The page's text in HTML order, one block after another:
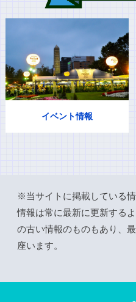
イベント情報
※当サイトに掲載している
情報は常に最新に更新する
の古い情報のものもあり、
座います。